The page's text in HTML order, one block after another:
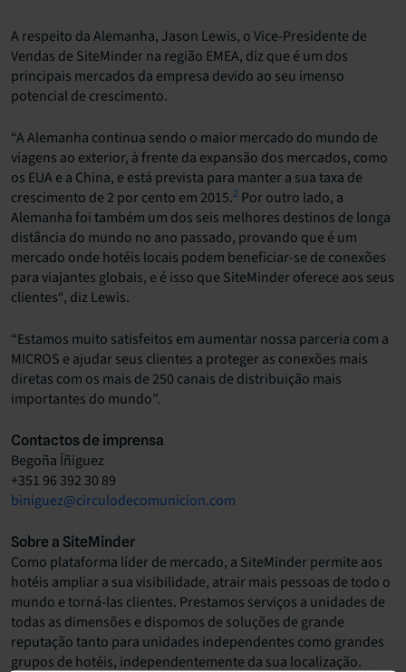
A respeito da Alemanha, Jason Lewis, o Vice-Presidente de
Vendas de SiteMinder na região EMEA, diz que é um dos
principais mercados da empresa devido ao seu imenso
potencial de crescimento.
“A Alemanha continua sendo o maior mercado do mundo de
viagens ao exterior, à frente da expansão dos mercados, como
os EUA e a China, e está prevista para manter a sua taxa de
crescimento de 2 por cento em 2015.2 Por outro lado, a
Alemanha foi também um dos seis melhores destinos de longa
distância do mundo no ano passado, provando que é um
mercado onde hotéis locais podem beneficiar-se de conexões
para viajantes globais, e é isso que SiteMinder oferece aos seus
clientes“, diz Lewis.
“Estamos muito satisfeitos em aumentar nossa parceria com a
MICROS e ajudar seus clientes a proteger as conexões mais
diretas com os mais de 250 canais de distribuição mais
importantes do mundo”.
Contactos de imprensa
Begoña Íñiguez
+351 96 392 30 89
biniguez@circulodecomunicion.com
Sobre a SiteMinder
Como plataforma líder de mercado, a SiteMinder permite aos
hotéis ampliar a sua visibilidade, atrair mais pessoas de todo o
mundo e torná-las clientes. Prestamos serviços a unidades de
todas as dimensões e dispomos de soluções de grande
reputação tanto para unidades independentes como grandes
grupos de hotéis, independentemente da sua localização.